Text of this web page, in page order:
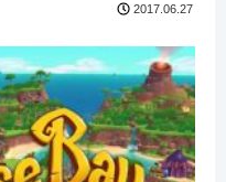
2017.06.27